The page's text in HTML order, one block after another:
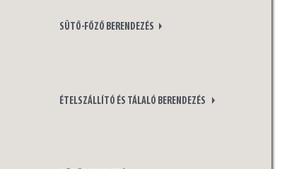
SÜTŐ-FŐZŐ BERENDEZÉS
ÉTELSZÁLLÍTÓ ÉS TÁLALÓ BERENDEZÉS